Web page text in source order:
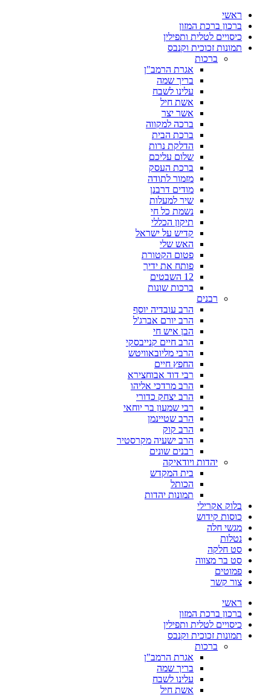
ראשי
ברכון ברכת המזון
כיסויים לטלית ותפילין
תמונות זכוכית וקנבס
ברכות
אגרת הרמב"ן
בריך שמה
עלינו לשבח
אשת חיל
אשר יצר
ברכה למקווה
ברכת הבית
הדלקת נרות
שלום עליכם
ברכת העסק
מזמור לתודה
מודים דרבנן
שיר למעלות
נשמת כל חי
תיקון הכללי
קדיש על ישראל
האש שלי
פטום הקטורת
פותח את ידיך
12 השבטים
ברכות שונות
רבנים
הרב עובדיה יוסף
הרב יורם אברג'ל
הבן איש חי
הרב חיים קנייבסקי
הרבי מליובאוויטש
החפץ חיים
רבי דוד אבוחצירא
הרב מרדכי אליהו
הרב יצחק כדורי
רבי שמעון בר יוחאי
הרב שטיינמן
הרב קוק
הרב ישעיה מקרסטיר
רבנים שונים
יהדות ויודאיקה
בית המקדש
הכותל
תמונות יהדות
בלוק אקרילי
כוסות קידוש
מגשי חלה
נטלות
סט חלקה
סט בר מצווה
פמוטים
צור קשר
ראשי
ברכון ברכת המזון
כיסויים לטלית ותפילין
תמונות זכוכית וקנבס
ברכות
אגרת הרמב"ן
בריך שמה
עלינו לשבח
אשת חיל